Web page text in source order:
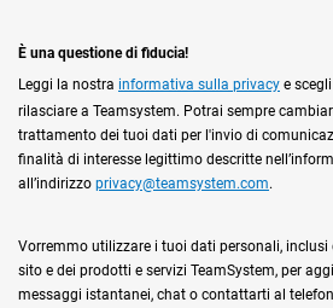
È una questione di fiducia!
Leggi la nostra informativa sulla privacy e
rilasciare a Teamsystem. Potrai sempre
trattamento dei tuoi dati per l'invio di
finalità di interesse legittimo descritte
all’indirizzo privacy@teamsystem.com.
Vorremmo utilizzare i tuoi dati personali,
sito e dei prodotti e servizi TeamSystem, per
messaggi istantanei, chat o contattarti al